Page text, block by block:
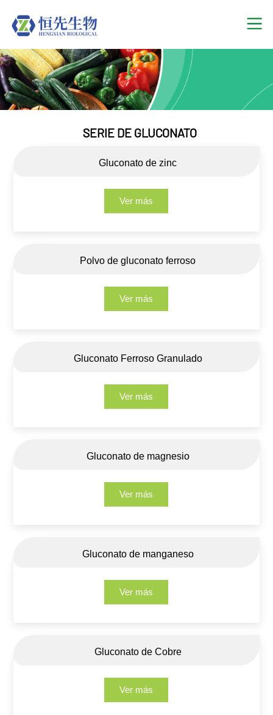
SERIE DE GLUCONATO
Gluconato de zinc
Ver más
Polvo de gluconato ferroso
Ver más
Gluconato Ferroso Granulado
Ver más
Gluconato de magnesio
Ver más
Gluconato de manganeso
Ver más
Gluconato de Cobre
Ver más